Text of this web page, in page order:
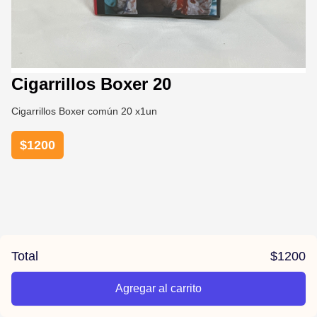
Cigarrillos Boxer 20
Cigarrillos Boxer común 20 x1un
$1200
Total $1200
Agregar al carrito
/la-previa-fuentes/product/67848ecc5861d27afd6e69ce/